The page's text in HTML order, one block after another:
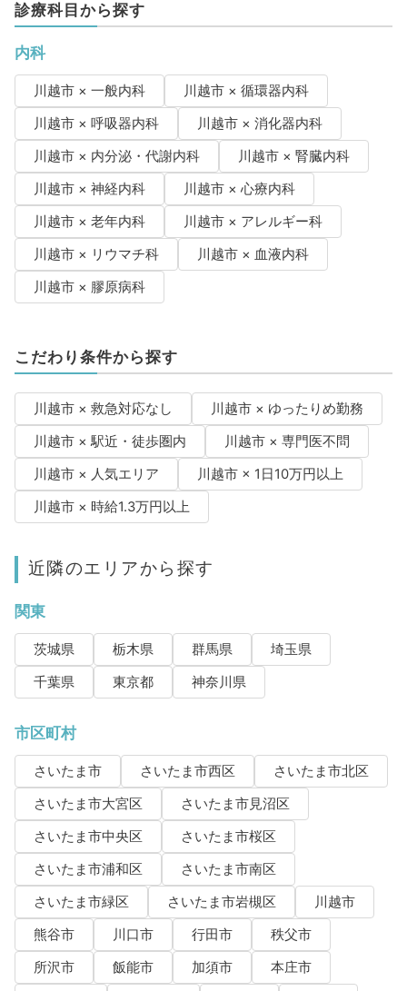
診療科目から探す
内科
川越市 × 一般内科
川越市 × 循環器内科
川越市 × 呼吸器内科
川越市 × 消化器内科
川越市 × 内分泌・代謝内科
川越市 × 腎臓内科
川越市 × 神経内科
川越市 × 心療内科
川越市 × 老年内科
川越市 × アレルギー科
川越市 × リウマチ科
川越市 × 血液内科
川越市 × 膠原病科
こだわり条件から探す
川越市 × 救急対応なし
川越市 × ゆったりめ勤務
川越市 × 駅近・徒歩圏内
川越市 × 専門医不問
川越市 × 人気エリア
川越市 × 1日10万円以上
川越市 × 時給1.3万円以上
近隣のエリアから探す
関東
茨城県 栃木県 群馬県
埼玉県
千葉県
東京都 神奈川県
市区町村
さいたま市 さいたま市西区
さいたま市北区
さいたま市大宮区
さいたま市見沼区
さいたま市中央区
さいたま市桜区
さいたま市浦和区
さいたま市南区
さいたま市緑区
さいたま市岩槻区
川越市
熊谷市
川口市 行田市
秩父市
所沢市
飯能市 加須市
本庄市